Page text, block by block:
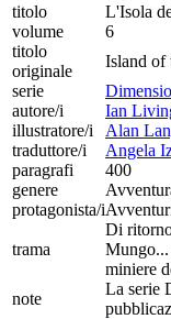
titolo
L'Isola
volume
6
titolo
originale
Island of
serie
autore/i
Ian
illustratore/i
Alan
traduttore/i
Angela
paragrafi
400
genere
protagonista/i
trama
Di
Mungo...
miniere
note
La serie